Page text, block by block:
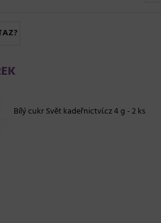
Bílý cukr Svět kadeřnictví.cz 4 g - 2 ks